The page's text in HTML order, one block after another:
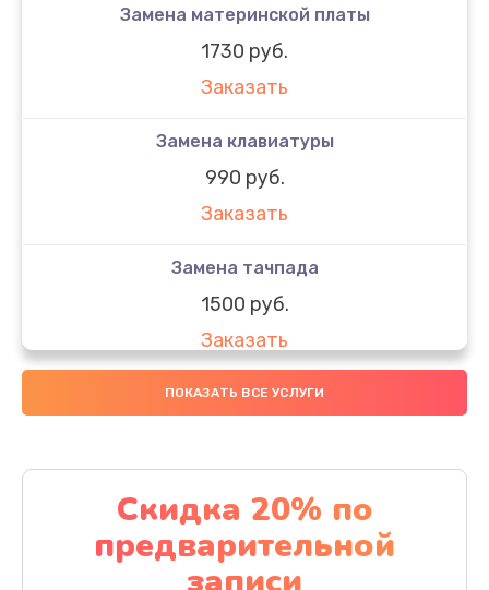
Замена материнской платы
1730 руб.
Заказать
Замена клавиатуры
990 руб.
Заказать
Замена тачпада
1500 руб.
Заказать
Замена южного моста
Заказать
Чистка от пыли
1060 руб.
ПОКАЗАТЬ ВСЕ УСЛУГИ
Скидка 20% по
предварительной